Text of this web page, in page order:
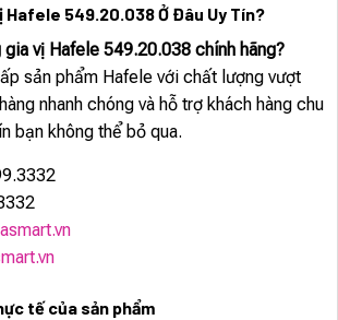
Hafele 549.20.038 Ở Đâu Uy Tín?
vị Hafele 549.20.038 chính hãng?
sản phẩm Hafele với chất lượng vượt
nhanh chóng và hỗ trợ khách hàng chu
bạn không thể bỏ qua.
tế của sản phẩm